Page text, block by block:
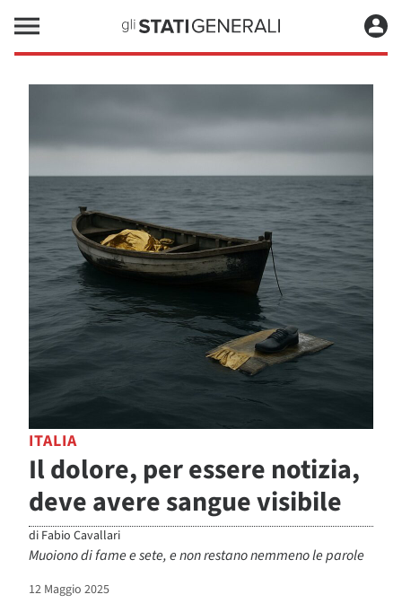
ITALIA
Il dolore, per essere notizia,
deve avere sangue visibile
di Fabio Cavallari
Muoiono di fame e sete, e non restano nemmeno le parole
12 Maggio 2025